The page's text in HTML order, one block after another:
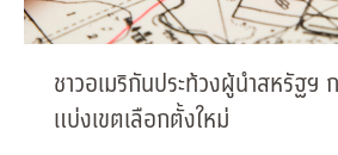
ชาวอเมริกันประท้วงผู้นำสหรัฐฯ
แบ่งเขตเลือกตั้งใหม่